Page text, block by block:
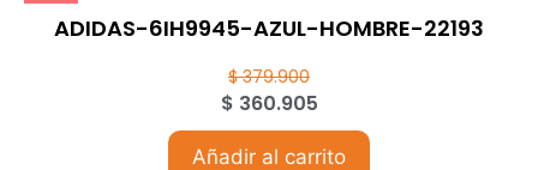
ADIDAS-6IH9945-AZUL-HOMBRE-22193
$379.900
$ 360.905
Añadir al carrito